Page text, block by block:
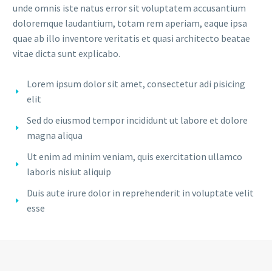
unde omnis iste natus error sit voluptatem accusantium
doloremque laudantium, totam rem aperiam, eaque ipsa
quae ab illo inventore veritatis et quasi architecto beatae
vitae dicta sunt explicabo.
Lorem ipsum dolor sit amet, consectetur adi pisicing
elit
Sed do eiusmod tempor incididunt ut labore et dolore
magna aliqua
Ut enim ad minim veniam, quis exercitation ullamco
laboris nisiut aliquip
Duis aute irure dolor in reprehenderit in voluptate velit
esse